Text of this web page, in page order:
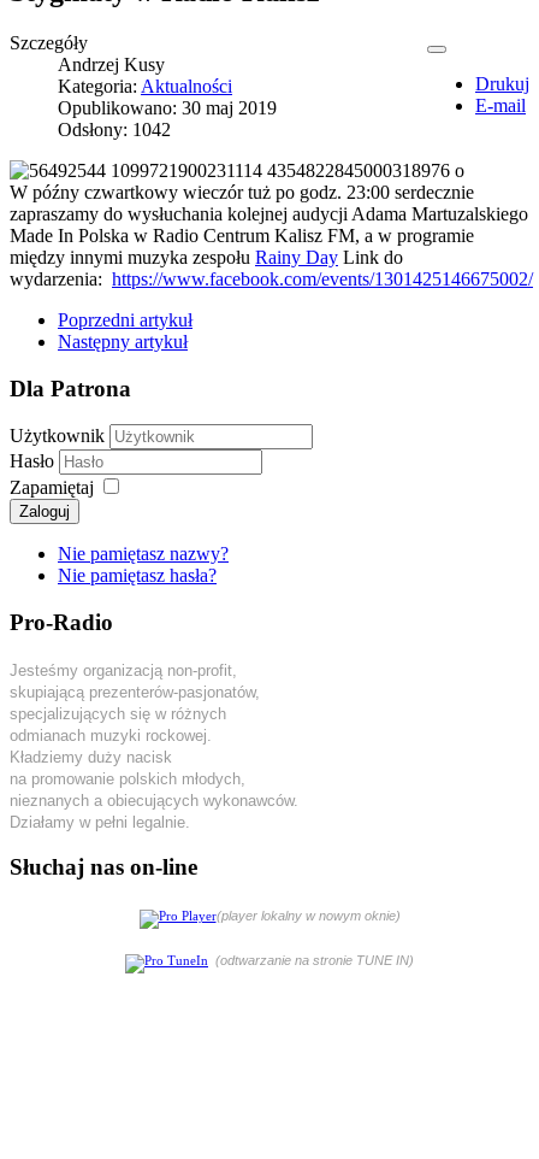
Drukuj
E-mail
Szczegóły
Andrzej Kusy
Kategoria: Aktualności
Opublikowano: 30 maj 2019
Odsłony: 1042
W późny czwartkowy wieczór tuż po godz. 23:00 serdecznie
zapraszamy do wysłuchania kolejnej audycji Adama Martuzalskiego
Made In Polska w Radio Centrum Kalisz FM, a w programie
między innymi muzyka zespołu Rainy Day Link do
wydarzenia: https://www.facebook.com/events/1301425146675002/
Poprzedni artykuł
Następny artykuł
Dla Patrona
Użytkownik
Hasło
Zapamiętaj
Zaloguj
Nie pamiętasz nazwy?
Nie pamiętasz hasła?
Pro-Radio
Jesteśmy organizacją non-profit,
skupiającą prezenterów-pasjonatów,
specjalizujących się w różnych
odmianach muzyki rockowej.
Kładziemy duży nacisk
na promowanie polskich młodych,
nieznanych a obiecujących wykonawców.
Działamy w pełni legalnie.
Słuchaj nas on-line
(player lokalny w nowym oknie)
(odtwarzanie na stronie TUNE IN)